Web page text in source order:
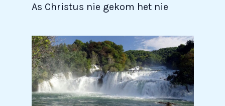
As Christus nie gekom het nie